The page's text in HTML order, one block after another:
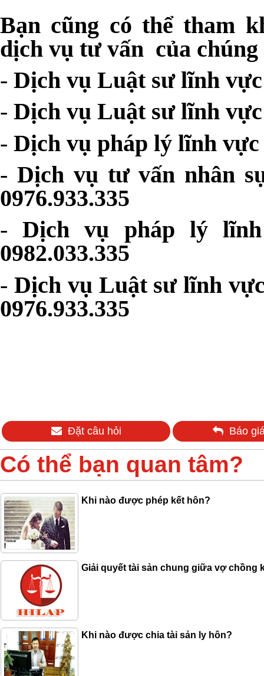
Bạn cũng có thể tham
dịch vụ tư vấn của
- Dịch vụ Luật sư lĩnh
- Dịch vụ Luật sư lĩnh
- Dịch vụ pháp lý lĩnh vực
- Dịch vụ tư vấn nhân
0976.933.335
- Dịch vụ pháp lý
0982.033.335
- Dịch vụ Luật sư lĩnh
0976.933.335
Đặt câu hỏi Báo
Có thể bạn quan tâm?
Khi nào được phép kết hôn?
Giải quyết tài sản chung giữa vợ chồng
Khi nào được chia tài sản ly hôn?